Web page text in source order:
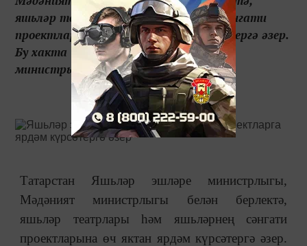
яшьләр театрлары һәм яшьләрнең сәнгати
проектларына өч яктан ярдәм күрсәтергә әзер.
Бу хакта Татарстан Яшьләр эшләр
министрыны...
Татарстан Яшьләр эшләре министрлыгы,
Мәдәният министрлыгы белән берлектә,
яшьләр театрлары һәм яшьләрнең сәнгати
проектларына өч яктан ярдәм күрсәтергә әзер.